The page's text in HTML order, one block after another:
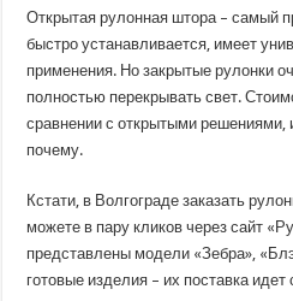
Открытая рулонная штора – самый
быстро устанавливается, имеет
применения. Но закрытые рулонки
полностью перекрывать свет.
сравнении с открытыми
почему.
Кстати, в Волгограде заказать
можете в пару кликов через сайт
представлены модели «Зебра»,
готовые изделия – их поставка